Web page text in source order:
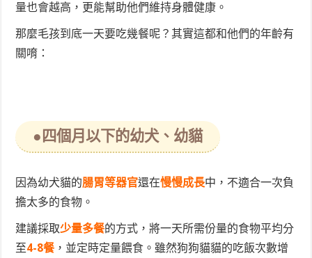
量也會越高，更能幫助他們維持身體健康。
那麼毛孩到底一天要吃幾餐呢？其實這都和他們的年齡有
關唷：
●四個月以下的幼犬、幼貓
因為幼犬貓的腸胃等器官還在慢慢成長中，不適合一次負
擔太多的食物。
建議採取少量多餐的方式 ，將一天所需份量的食物平均分
至4-8餐，並定時定量餵食。雖然狗狗貓貓的吃飯次數增